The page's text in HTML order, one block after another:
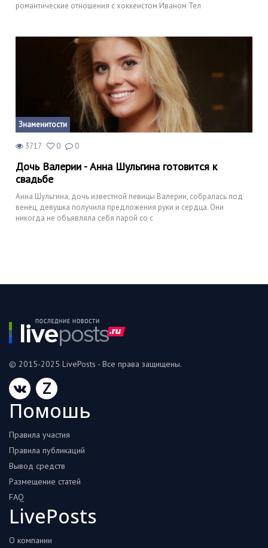
романтические отношения с хоккеистом Иваном Тел
Знаменитости
3717 0 0
Дочь Валерии - Анна Шульгина готовится к
свадьбе
Анна Шульгина, дочь известной певицы Валерии, собралась под
венец, девушка получила предложения руки и сердца. Они
никогда не объявляла себя парой со с
© 2015-2025 LivePosts - Все права защищены.
Z
Помошь
Правила участия
Правила публикаций
Вывод средств
Размещение статей
FAQ
LivePosts
О компании